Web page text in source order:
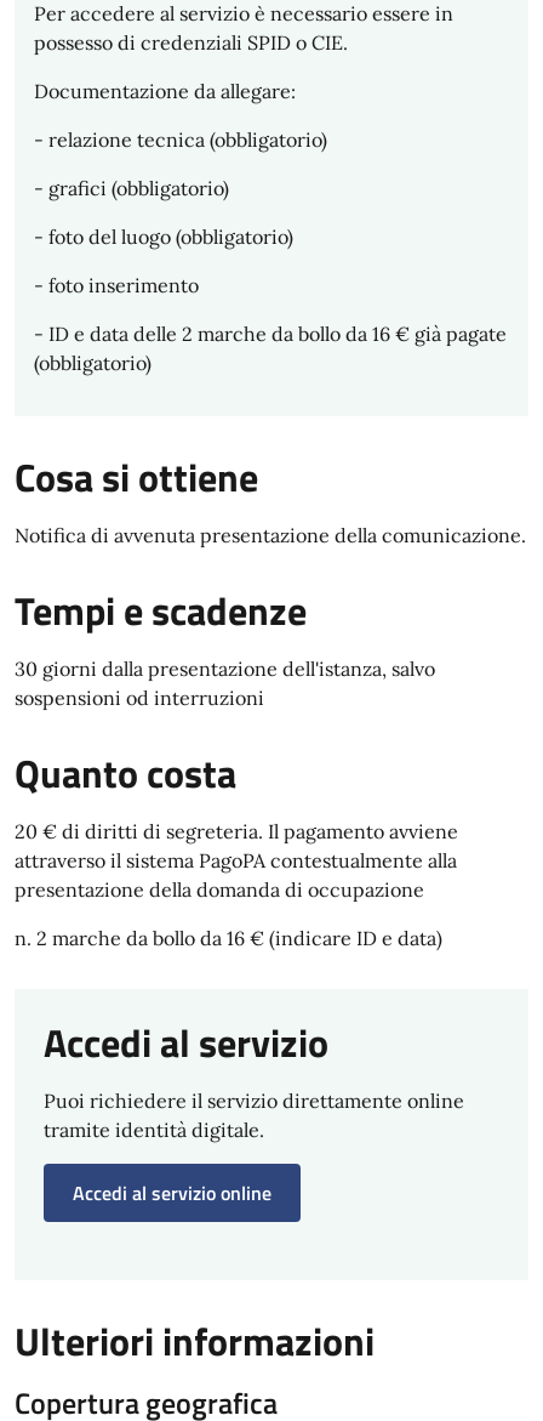
Per accedere al servizio è necessario essere in
possesso di credenziali SPID o CIE.
Documentazione da allegare:
- relazione tecnica (obbligatorio)
- grafici (obbligatorio)
- foto del luogo (obbligatorio)
- foto inserimento
- ID e data delle 2 marche da bollo da 16 € già pagate
(obbligatorio)
Cosa si ottiene
Notifica di avvenuta presentazione della comunicazione.
Tempi e scadenze
30 giorni dalla presentazione dell'istanza, salvo
sospensioni od interruzioni
Quanto costa
20 € di diritti di segreteria. Il pagamento avviene
attraverso il sistema PagoPA contestualmente alla
presentazione della domanda di occupazione
n. 2 marche da bollo da 16 € (indicare ID e data)
Accedi al servizio
Puoi richiedere il servizio direttamente online
tramite identità digitale.
Accedi al servizio online
Ulteriori informazioni
Copertura geografica